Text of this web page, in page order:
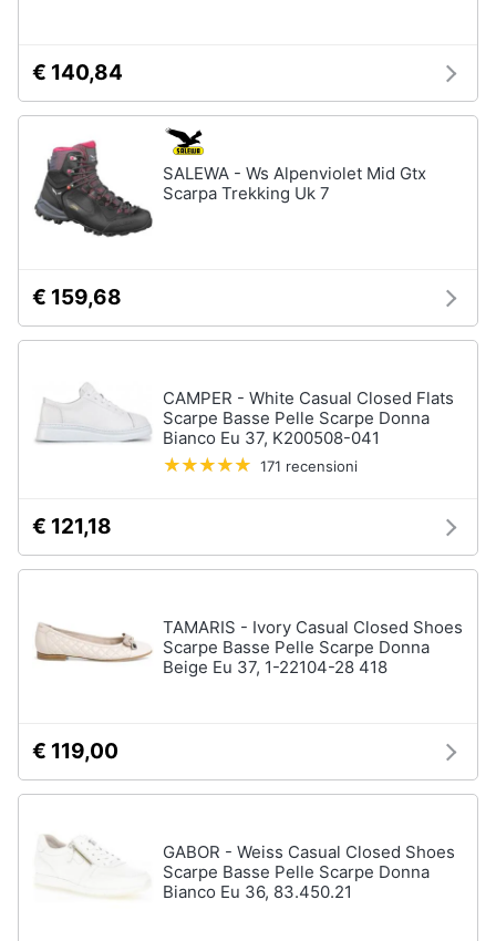
€ 140,84
SALEWA - Ws Alpenviolet Mid Gtx
Scarpa Trekking Uk 7
€ 159,68
CAMPER - White Casual Closed Flats
Scarpe Basse Pelle Scarpe Donna
Bianco Eu 37, K200508-041
171 recensioni
€ 121,18
TAMARIS - Ivory Casual Closed Shoes
Scarpe Basse Pelle Scarpe Donna
Beige Eu 37, 1-22104-28 418
€ 119,00
GABOR - Weiss Casual Closed Shoes
Scarpe Basse Pelle Scarpe Donna
Bianco Eu 36, 83.450.21